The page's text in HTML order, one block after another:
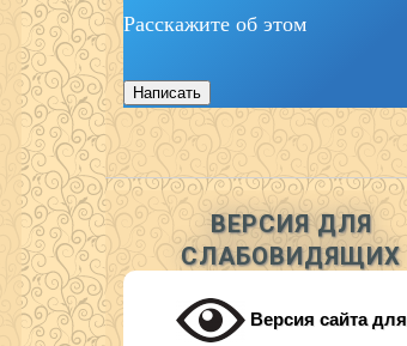
Расскажите об этом
Написать
ВЕРСИЯ ДЛЯ
СЛАБОВИДЯЩИХ
Версия сайта для